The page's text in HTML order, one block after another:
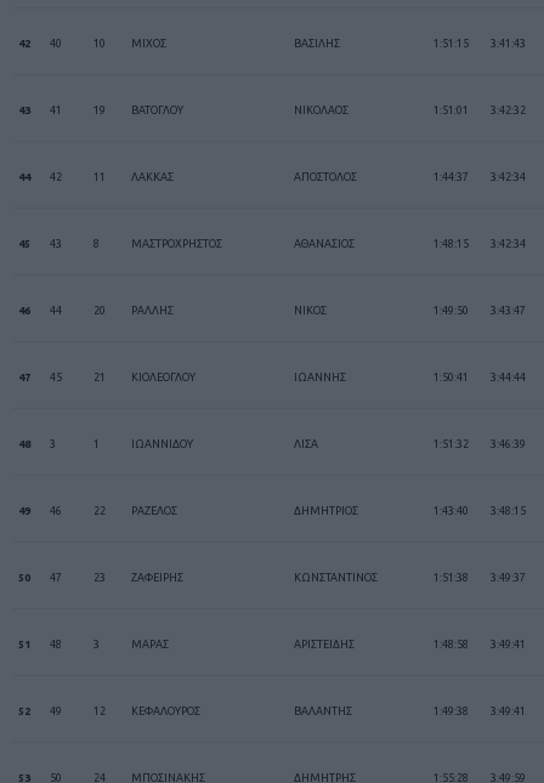
42 40 10 ΜΙΧΟΣ ΒΑΣΙΛΗΣ 1:51:15 3:41:43
43 41 19 ΒΑΤΟΓΛΟΥ ΝΙΚΟΛΑΟΣ 1:51:01 3:42:32
44 42 11 ΛΑΚΚΑΣ ΑΠΟΣΤΟΛΟΣ 1:44:37 3:42:34
45 43 8 ΜΑΣΤΡΟΧΡΗΣΤΟΣ ΑΘΑΝΑΣΙΟΣ 1:48:15 3:42:34
46 44 20 ΡΑΛΛΗΣ ΝΙΚΟΣ 1:49:50 3:43:47
47 45 21 ΚΙΟΛΕΟΓΛΟΥ ΙΩΑΝΝΗΣ 1:50:41 3:44:44
48 3 1 ΙΩΑΝΝΙΔΟΥ ΛΙΣΑ 1:51:32 3:46:39
49 46 22 ΡΑΖΕΛΟΣ ΔΗΜΗΤΡΙΟΣ 1:43:40 3:48:15
50 47 23 ΖΑΦΕΙΡΗΣ ΚΩΝΣΤΑΝΤΙΝΟΣ 1:51:38 3:49:37
51 48 3 ΜΑΡΑΣ ΑΡΙΣΤΕΙΔΗΣ 1:48:58 3:49:41
52 49 12 ΚΕΦΑΛΟΥΡΟΣ ΒΑΛΑΝΤΗΣ 1:49:38 3:49:41
53 50 24 ΜΠΟΣΙΝΑΚΗΣ ΔΗΜΗΤΡΗΣ 1:55:28 3:49:59